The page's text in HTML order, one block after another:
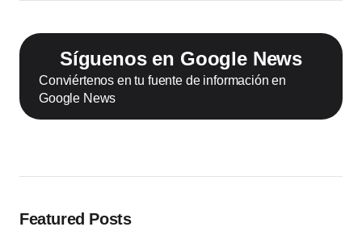
Síguenos en Google News
Conviértenos en tu fuente de información en
Google News
Featured Posts